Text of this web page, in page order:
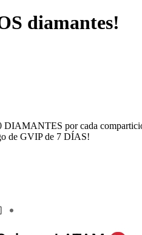
diamantes!
DIAMANTES por cada
de GVIP de 7 DÍAS!